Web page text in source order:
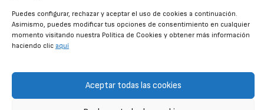
Puedes configurar, rechazar y aceptar el uso de cookies a continuación.
Asimismo, puedes modificar tus opciones de consentimiento en cualquier
momento visitando nuestra Política de Cookies y obtener más información
haciendo clic aquí
Aceptar todas las cookies
POLÍTICA DE PRIVACIDAD
CONTACTO